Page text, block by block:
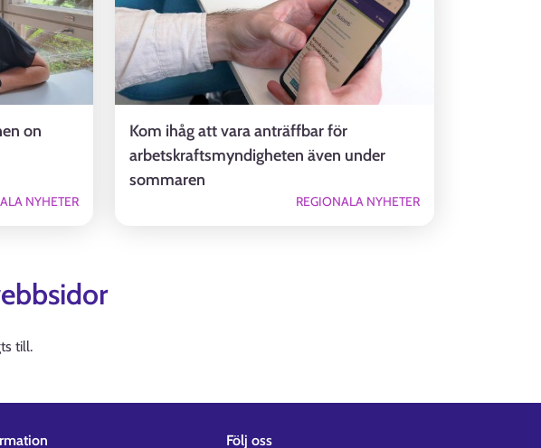
on
NYHETER
Kom ihåg att vara anträffbar för
arbetskraftsmyndigheten även under
sommaren
REGIONALA NYHETER
till.
Följ oss